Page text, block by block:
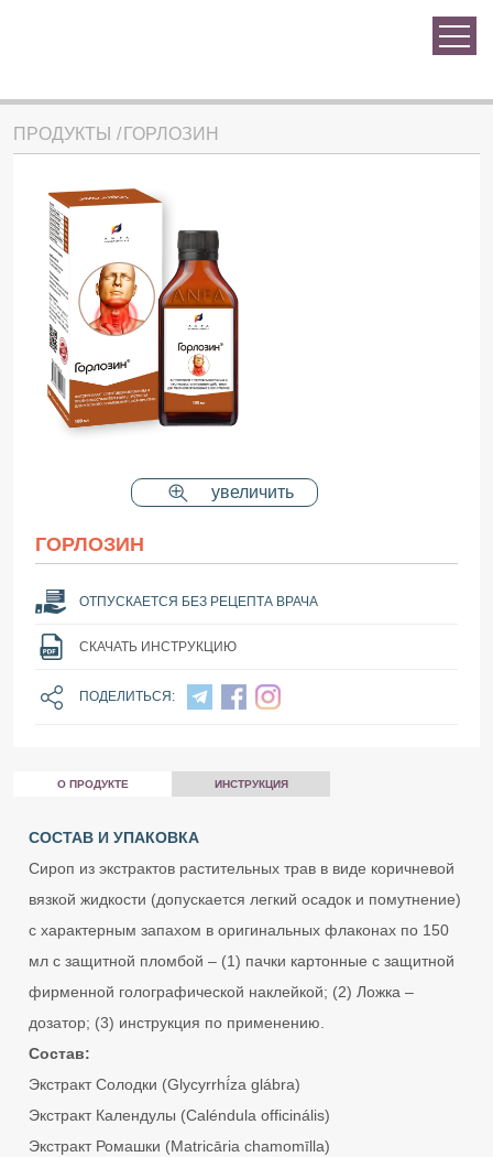
ПРОДУКТЫ ГОРЛОЗИН
увеличить
ГОРЛОЗИН
ОТПУСКАЕТСЯ БЕЗ РЕЦЕПТА ВРАЧА
СКАЧАТЬ ИНСТРУКЦИЮ
ПОДЕЛИТЬСЯ:
О ПРОДУКТЕ ИНСТРУКЦИЯ
СОСТАВ И УПАКОВКА
Сироп из экстрактов растительных трав в виде коричневой
вязкой жидкости (допускается легкий осадок и помутнение)
с характерным запахом в оригинальных флаконах по 150
мл с защитной пломбой – (1) пачки картонные с защитной
фирменной голографической наклейкой; (2) Ложка –
дозатор; (3) инструкция по применению.
Состав:
Экстракт Солодки (Glycyrrhí́za glábra)
Экстракт Календулы (Caléndula officinális)
Экстракт Ромашки (Matricāria chamomīlla)